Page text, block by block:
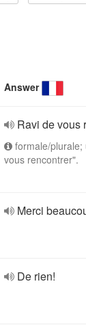
Answer
Ravi de vous
formale/
vous rencontrer".
Merci
De rien!